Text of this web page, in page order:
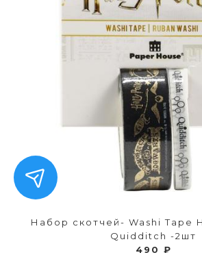
Набор скотчей- Washi Tape
Quidditch -2шт
490 ₽